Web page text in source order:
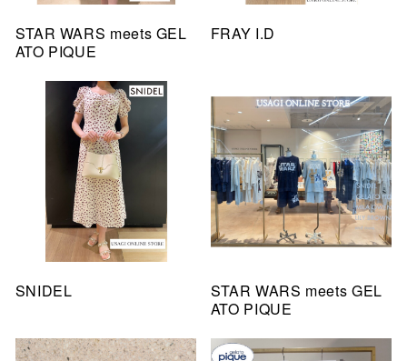
STAR WARS meets GEL
ATO PIQUE
FRAY I.D
SNIDEL
STAR WARS meets GEL
ATO PIQUE